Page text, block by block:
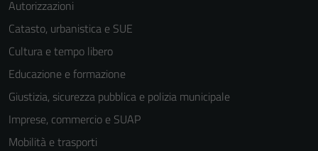
Autorizzazioni
Catasto, urbanistica e SUE
Cultura e tempo libero
Educazione e formazione
Giustizia, sicurezza pubblica e polizia municipale
Imprese, commercio e SUAP
Mobilità e trasporti